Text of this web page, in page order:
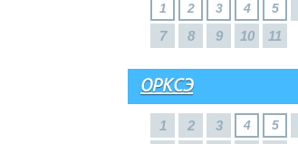
1 2 3 4 5
7
8 9 10 11
ОРКСЭ
1 2 3 4 5